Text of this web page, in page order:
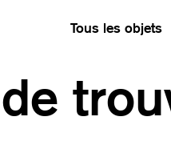
Tous les objets